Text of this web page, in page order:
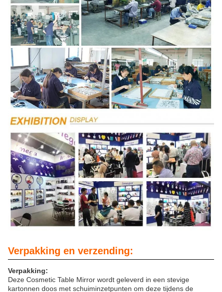
Verpakking en verzending:
Verpakking:
Deze Cosmetic Table Mirror wordt geleverd in een stevige
kartonnen doos met schuiminzetpunten om deze tijdens de